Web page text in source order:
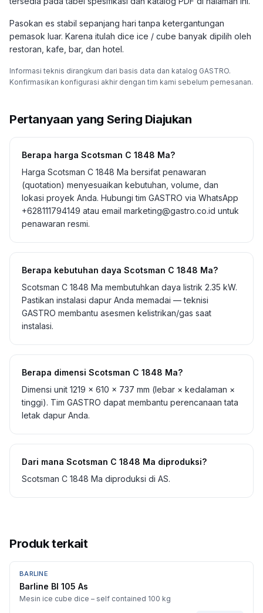
Pasokan es stabil sepanjang hari tanpa ketergantungan
pemasok luar. Karena itulah dice ice / cube banyak dipilih oleh
restoran, kafe, bar, dan hotel.
Informasi teknis dirangkum dari basis data dan katalog GASTRO.
Konfirmasikan konfigurasi akhir dengan tim kami sebelum pemesanan.
Pertanyaan yang Sering Diajukan
Berapa harga Scotsman C 1848 Ma?
Harga Scotsman C 1848 Ma bersifat penawaran
(quotation) menyesuaikan kebutuhan, volume, dan
lokasi proyek Anda. Hubungi tim GASTRO via WhatsApp
+628111794149 atau email marketing@gastro.co.id untuk
penawaran resmi.
Berapa kebutuhan daya Scotsman C 1848 Ma?
Scotsman C 1848 Ma membutuhkan daya listrik 2.35 kW.
Pastikan instalasi dapur Anda memadai — teknisi
GASTRO membantu asesmen kelistrikan/gas saat
instalasi.
Berapa dimensi Scotsman C 1848 Ma?
Dimensi unit 1219 × 610 × 737 mm (lebar × kedalaman ×
tinggi). Tim GASTRO dapat membantu perencanaan tata
letak dapur Anda.
Dari mana Scotsman C 1848 Ma diproduksi?
Scotsman C 1848 Ma diproduksi di AS.
Produk terkait
BARLINE
Barline Bl 105 As
Mesin ice cube dice – self contained 100 kg